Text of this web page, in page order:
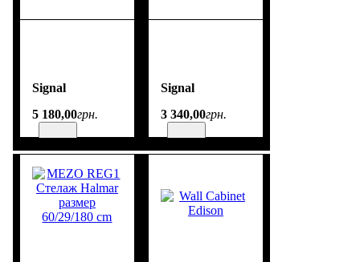
Signal
5 180,00грн.
Signal
3 340,00грн.